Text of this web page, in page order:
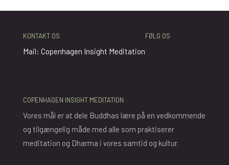
KONTAKT OS
Mail: Copenhagen Insight Meditation
FØLG OS
COPENHAGEN INSIGHT MEDITATION
Vores mål er at dele Buddhas lære på en vedkommende
og tilgængelig måde med alle som praktiserer
meditation og Dharma i vores samtid og kultur.